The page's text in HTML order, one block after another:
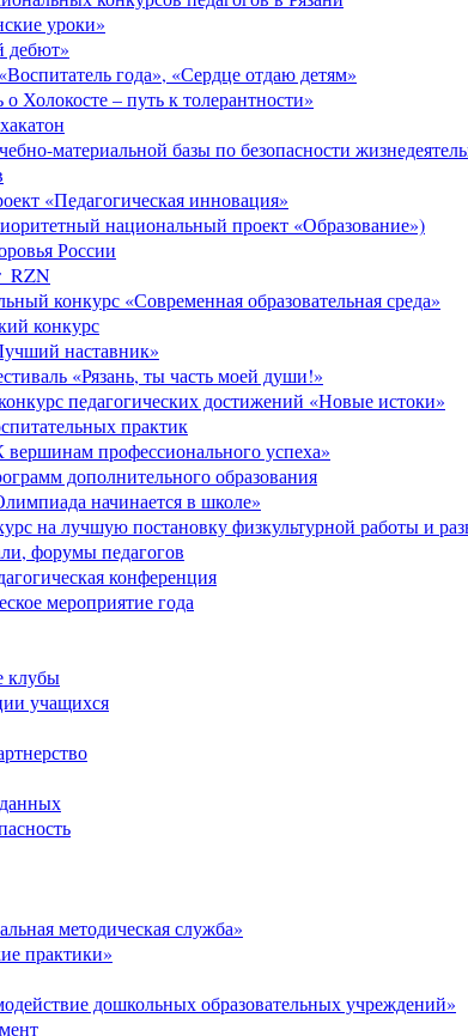
уроки»
дебют»
года», «Сердце отдаю детям»
Холокосте – путь к толерантности»
материальной базы по безопасности
«Педагогическая инновация»
национальный проект «Образование»)
России
конкурс «Современная образовательная среда»
конкурс
наставник»
«Рязань, ты часть моей души!»
педагогических достижений «Новые истоки»
практик
профессионального успеха»
дополнительного образования
начинается в школе»
на лучшую постановку физкультурной работы и
форумы педагогов
конференция
мероприятие года
клубы
учащихся
методическая служба»
практики»
дошкольных образовательных учреждений»